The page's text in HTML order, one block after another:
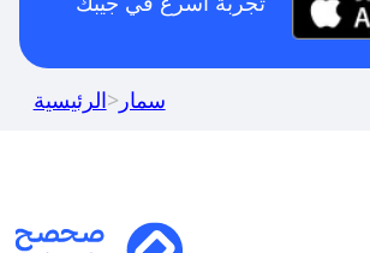
الرئيسية> سمار